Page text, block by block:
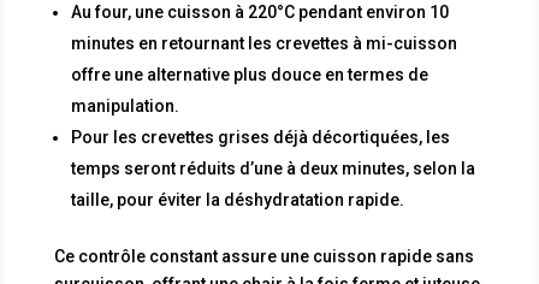
Au four, une cuisson à 220°C pendant environ 10
minutes en retournant les crevettes à mi-cuisson
offre une alternative plus douce en termes de
manipulation.
Pour les crevettes grises déjà décortiquées, les
temps seront réduits d’une à deux minutes, selon la
taille, pour éviter la déshydratation rapide.
Ce contrôle constant assure une cuisson rapide sans